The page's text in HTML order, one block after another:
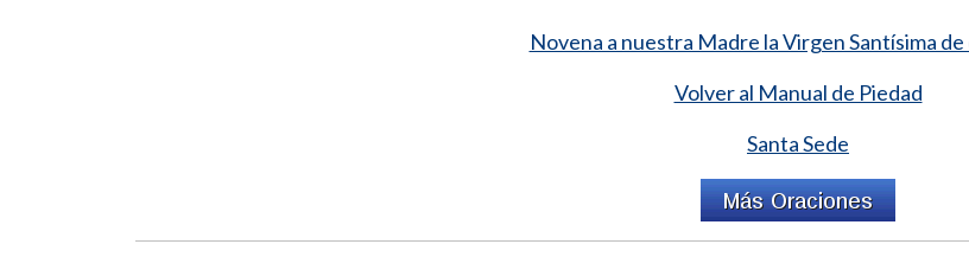
Novena a nuestra Madre la Virgen Santísima
Volver al Manual de Piedad
Santa Sede